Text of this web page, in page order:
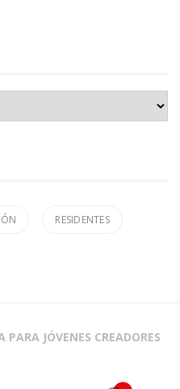
RESIDENTES
JÓVENES CREADORES